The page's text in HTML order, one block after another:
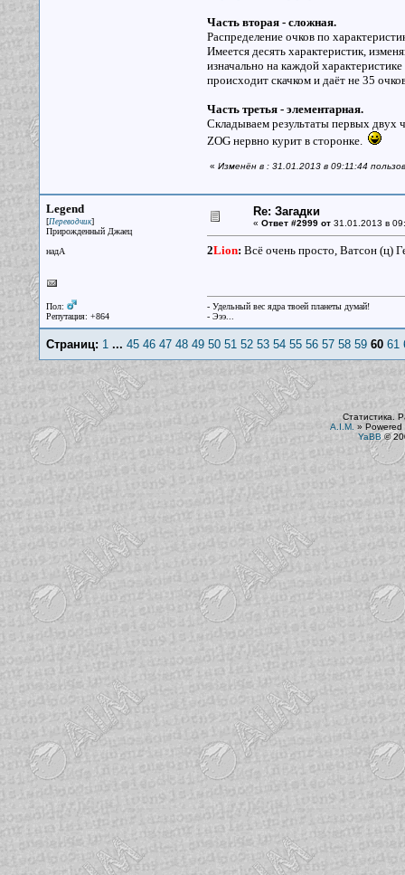
Часть вторая - сложная.
Распределение очков по
Имеется десять характеристик,
изначально на каждой
происходит скачком и даёт не 35
Часть третья - элементарная.
Складываем результаты первых двух
ZOG нервно курит в сторонке.
« Изменён в : 31.01.2013 в 09:11:44
Legend
[Переводчик]
Прирожденный Джаец
надА
Пол:
Репутация: +864
Re: Загадки
« Ответ #2999 от31.01.2013 в
2Lion: Всё очень просто, Ватсон (ц)
- Удельный вес ядра твоей планеты думай!
- Эээ...
Страниц: 1... 45 46 47 48 49 50 51 52 53 54 55 56 57 58 59 60 61
Статистика.
A.I.M. » Powered
YaBB ©